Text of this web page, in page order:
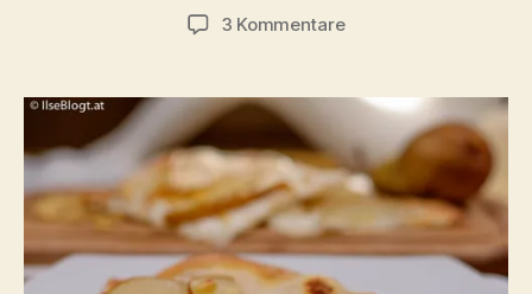
3 Kommentarezu
Birne
Pinienkernen
und
Zwiebel